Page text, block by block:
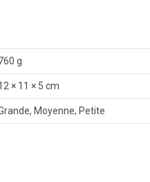
g
× 11 × 5 cm
Moyenne, Petite